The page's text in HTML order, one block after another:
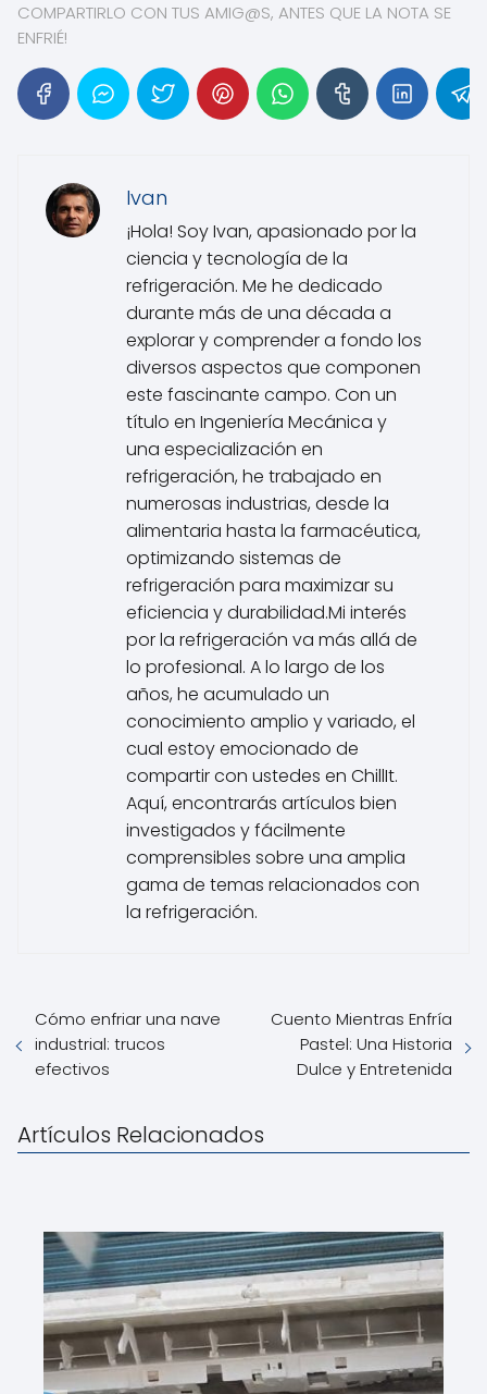
COMPARTIRLO CON TUS AMIG@S, ANTES QUE LA NOTA SE
ENFRIÉ!
Ivan
¡Hola! Soy Ivan, apasionado por la
ciencia y tecnología de la
refrigeración. Me he dedicado
durante más de una década a
explorar y comprender a fondo los
diversos aspectos que componen
este fascinante campo. Con un
título en Ingeniería Mecánica y
una especialización en
refrigeración, he trabajado en
numerosas industrias, desde la
alimentaria hasta la farmacéutica,
optimizando sistemas de
refrigeración para maximizar su
eficiencia y durabilidad.Mi interés
por la refrigeración va más allá de
lo profesional. A lo largo de los
años, he acumulado un
conocimiento amplio y variado, el
cual estoy emocionado de
compartir con ustedes en ChillIt.
Aquí, encontrarás artículos bien
investigados y fácilmente
comprensibles sobre una amplia
gama de temas relacionados con
la refrigeración.
Cómo enfriar una nave
industrial: trucos
efectivos
Cuento Mientras Enfría
Pastel: Una Historia
Dulce y Entretenida
Artículos Relacionados